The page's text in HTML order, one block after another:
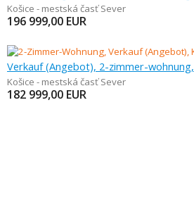
Košice - mestská časť Sever
196 999,00 EUR
Verkauf (Angebot), 2-zimmer-
Košice - mestská časť Sever
182 999,00 EUR